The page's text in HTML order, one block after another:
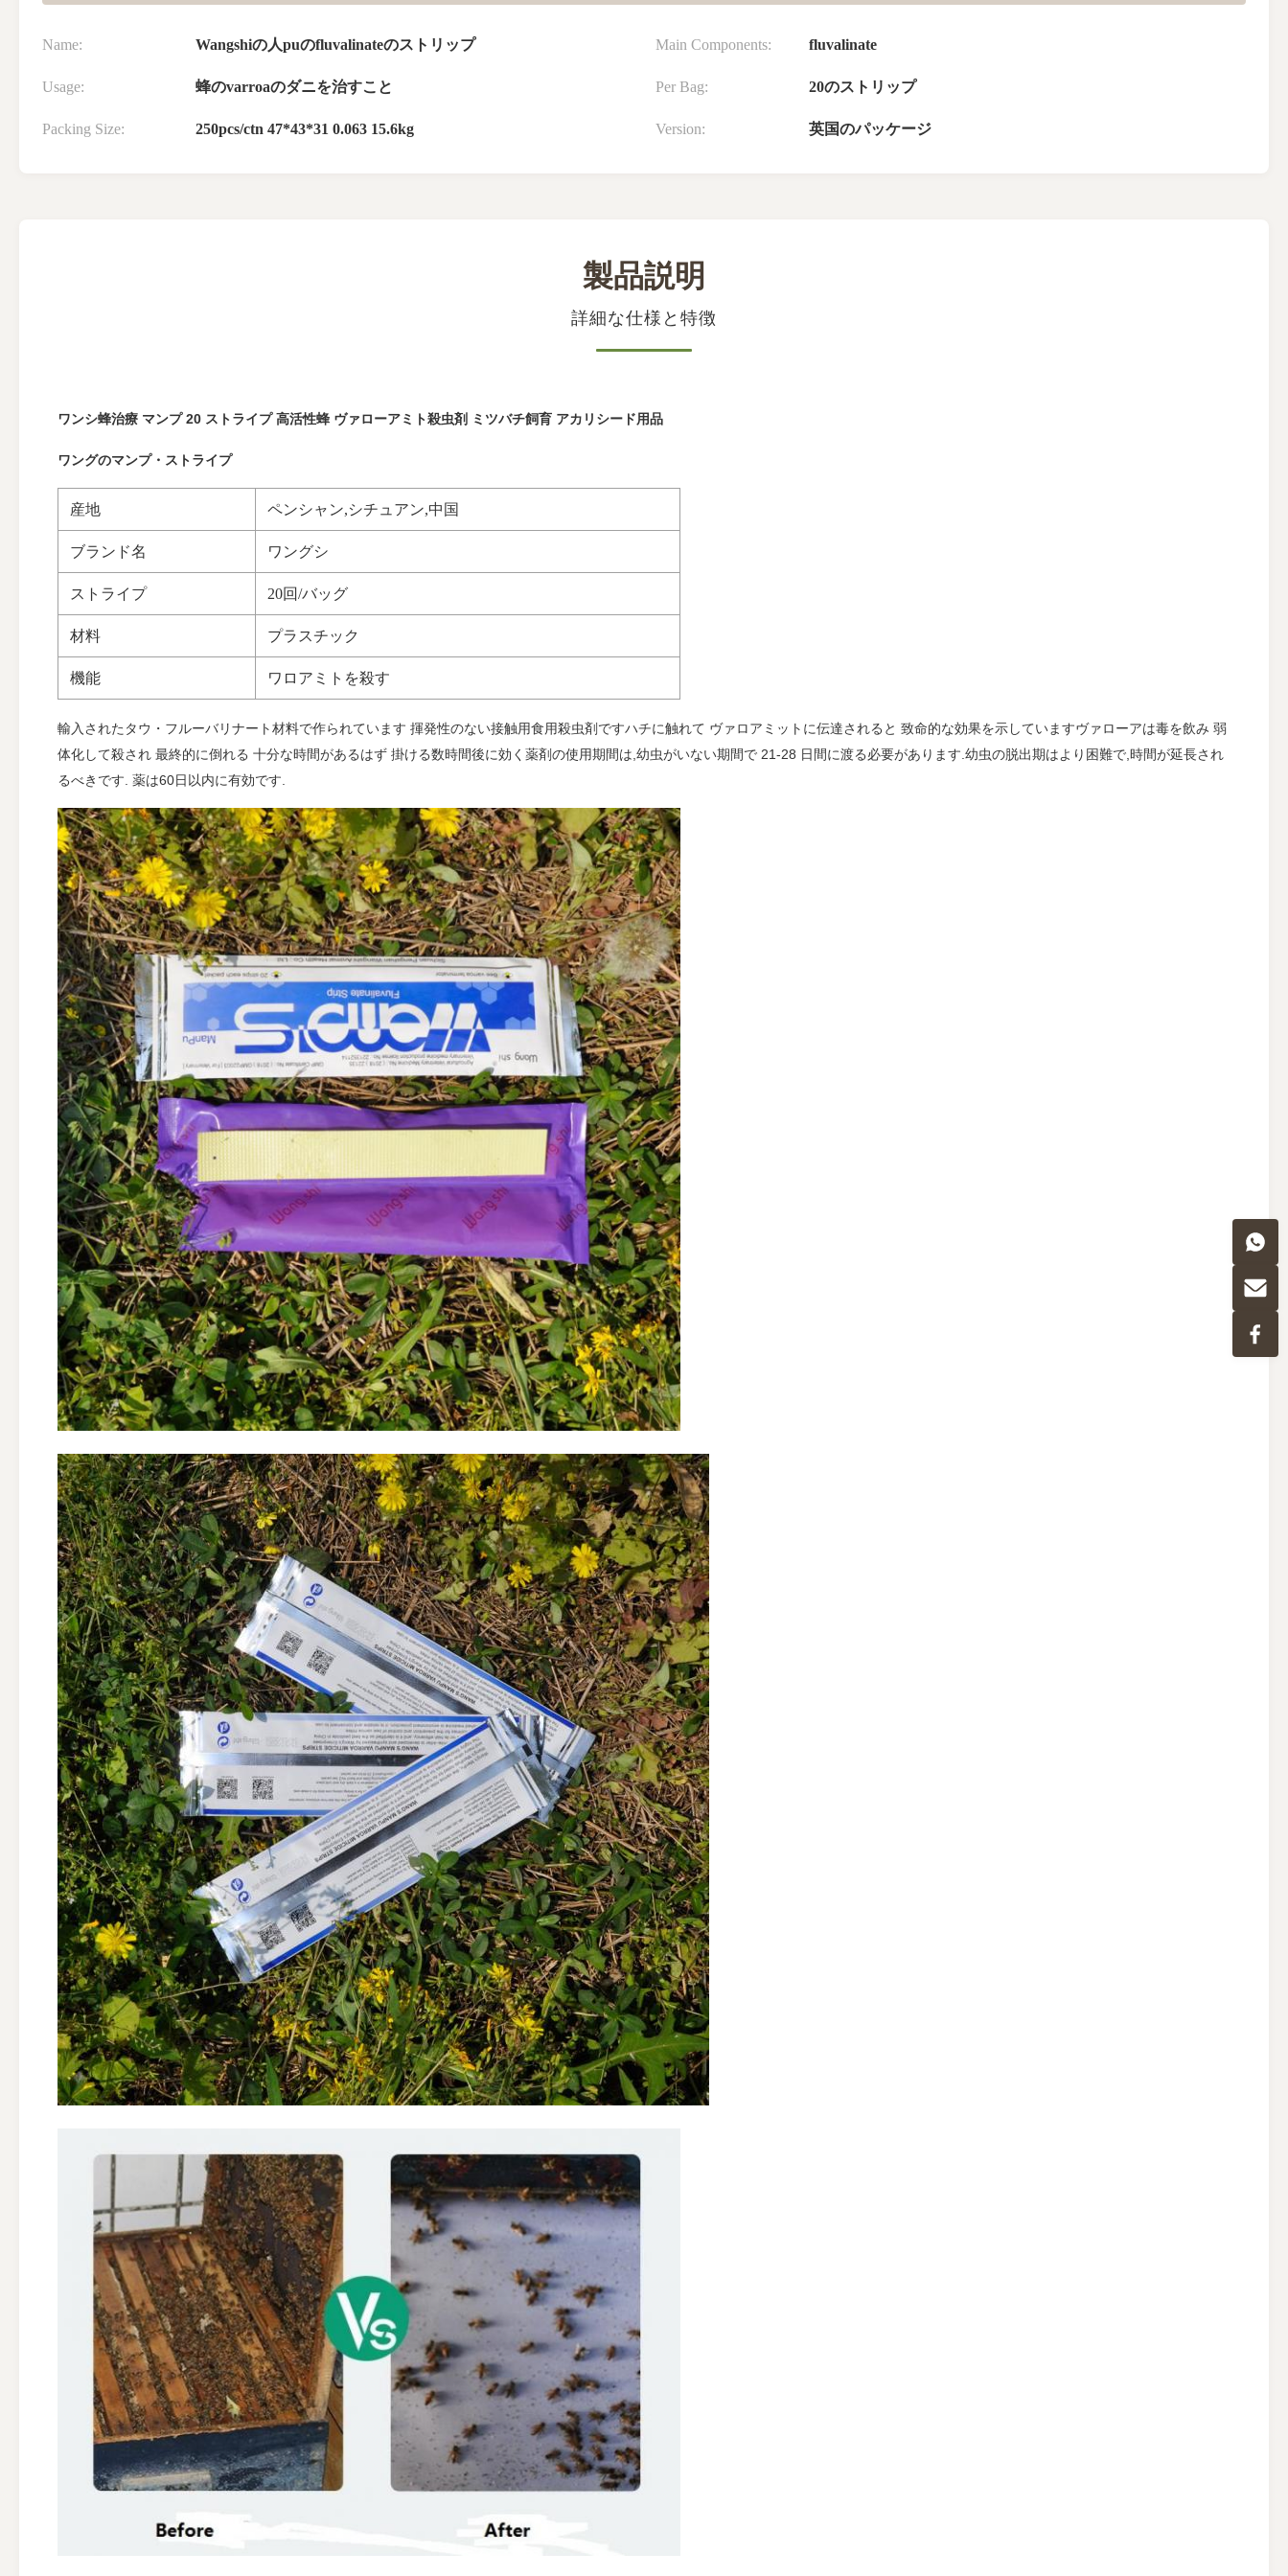
Name: Wangshiの人puのfluvalinateのストリップ Main Components: fluvalinate
Usage: 蜂のvarroaのダニを治すこと Per Bag: 20のストリップ
Packing Size: 250pcs/ctn 47*43*31 0.063 15.6kg Version: 英国のパッケージ
製品説明
詳細な仕様と特徴
ワンシ蜂治療 マンプ 20 ストライプ 高活性蜂 ヴァローアミト殺虫剤 ミツバチ飼育 アカリシード用品
ワングのマンプ・ストライプ
産地 ペンシャン,シチュアン,中国
ブランド名 ワングシ
ストライプ 20回/バッグ
材料 プラスチック
機能 ワロアミトを殺す
輸入されたタウ・フルーバリナート材料で作られています 揮発性のない接触用食用殺虫剤ですハチに触れて ヴァロアミットに伝達されると 致命的な効果を示していますヴァローアは毒を飲み 弱
体化して殺され 最終的に倒れる 十分な時間があるはず 掛ける数時間後に効く薬剤の使用期間は,幼虫がいない期間で 21-28 日間に渡る必要があります.幼虫の脱出期はより困難で,時間が延長され
るべきです. 薬は60日以内に有効です.